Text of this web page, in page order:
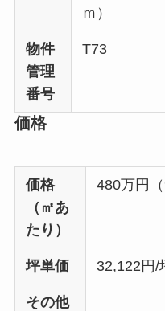
ｍ）
物件
管理
番号
T73
価格
価格
（㎡あ
たり）
480万円（
坪単価 32,122円/
その他